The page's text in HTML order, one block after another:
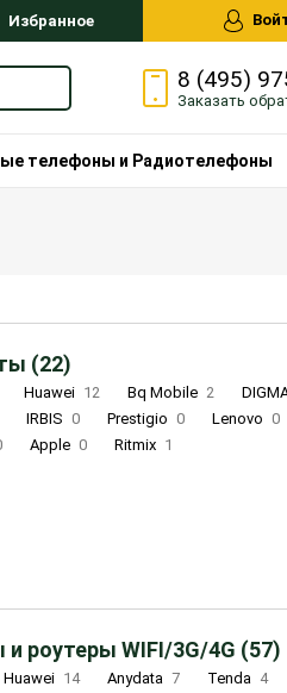
Избранное
8 (495)
Заказать
телефоны и Радиотелефоны
(22)
Huawei 12 Bq Mobile 2
IRBIS 0 Prestigio 0 Lenovo 0
Apple 0 Ritmix 1
роутеры WIFI/3G/4G (57)
Huawei 14 Anydata 7 Tenda 4